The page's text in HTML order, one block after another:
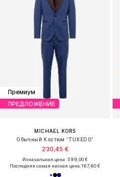
Премиум
ПРЕДЛОЖЕНИЕ
MICHAEL KORS
Обычный Костюм 'TUXEDO'
230,45 €
Изначальная цена: 599,00 €
Последняя самая низкая цена:167,60 €